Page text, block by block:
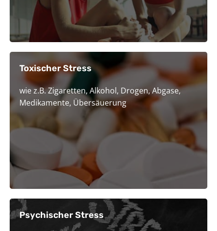
Toxischer Stress
wie z.B. Zigaretten, Alkohol, Drogen, Abgase,
Medikamente, Übersäuerung
Psychischer Stress